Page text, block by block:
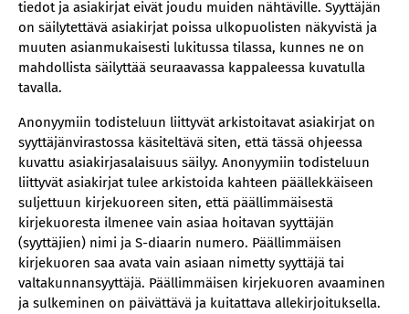
tiedot ja asiakirjat eivät joudu muiden nähtäville. Syyttäjän
on säilytettävä asiakirjat poissa ulkopuolisten näkyvistä ja
muuten asianmukaisesti lukitussa tilassa, kunnes ne on
mahdollista säilyttää seuraavassa kappaleessa kuvatulla
tavalla.
Anonyymiin todisteluun liittyvät arkistoitavat asiakirjat on
syyttäjänvirastossa käsiteltävä siten, että tässä ohjeessa
kuvattu asiakirjasalaisuus säilyy. Anonyymiin todisteluun
liittyvät asiakirjat tulee arkistoida kahteen päällekkäiseen
suljettuun kirjekuoreen siten, että päällimmäisestä
kirjekuoresta ilmenee vain asiaa hoitavan syyttäjän
(syyttäjien) nimi ja S-diaarin numero. Päällimmäisen
kirjekuoren saa avata vain asiaan nimetty syyttäjä tai
valtakunnansyyttäjä. Päällimmäisen kirjekuoren avaaminen
ja sulkeminen on päivättävä ja kuitattava allekirjoituksella.